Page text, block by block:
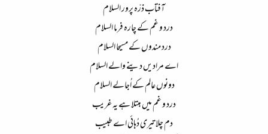
آفتاب ذرّہ پرور السلام​
درد و غم کے چارہ فرما السلام​
درد مندوں کے مسیحا السلام​
اے مرادیں دینے والے السلام​
دونوں عالم کے اُجالے السلام​
درد و غم میں مبتلا ہے یہ غریب​
دم چلا تیری دُہائی اے طبیب​